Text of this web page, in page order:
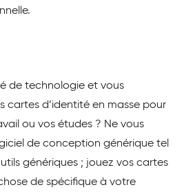
de technologie et vous
cartes d’identité en masse pour
ou vos études ? Ne vous
de conception générique tel
génériques ; jouez vos cartes
de spécifique à votre